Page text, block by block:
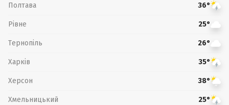
Полтава 36°
Рівне 25°
Тернопіль 26°
Харків 35°
Херсон 38°
Хмельницький 25°